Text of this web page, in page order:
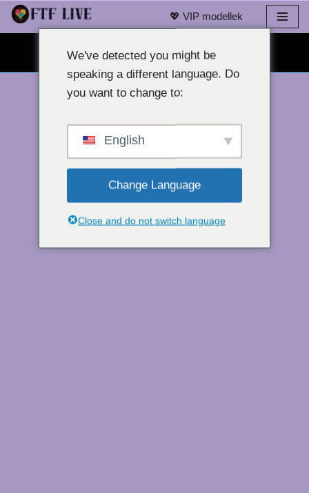
Ugrás
tartalomra
💖 VIP modellek
INGYENES WEBKAMERÁS CHAT 👉
We've detected you might be
speaking a different language. Do
you want to change to:
English
Change Language
Close and do not switch language